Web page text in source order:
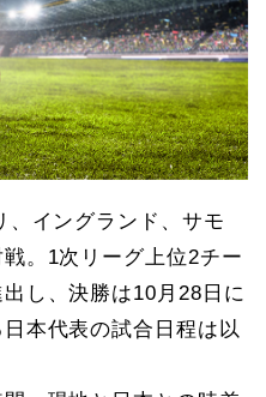
、イングランド、サモ
。1次リーグ上位2チー
し、決勝は10月28日に
本代表の試合日程は以